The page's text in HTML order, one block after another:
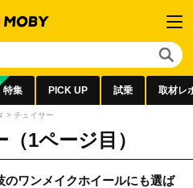
特集 PICK UP 試乗 取材レ
> チェイサー
1ページ目）
のワンメイクホイールにも選ば